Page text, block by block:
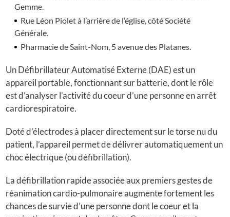
Gemme.
Rue Léon Piolet à l’arrière de l’église, côté Société
Générale.
Pharmacie de Saint-Nom, 5 avenue des Platanes.
Un Défibrillateur Automatisé Externe (DAE) est un
appareil portable, fonctionnant sur batterie, dont le rôle
est d’analyser l’activité du coeur d’une personne en arrêt
cardiorespiratoire.
Doté d’électrodes à placer directement sur le torse nu du
patient, l’appareil permet de délivrer automatiquement un
choc électrique (ou défibrillation).
La défibrillation rapide associée aux premiers gestes de
réanimation cardio-pulmonaire augmente fortement les
chances de survie d’une personne dont le coeur et la